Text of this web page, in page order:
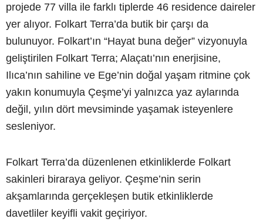
projede 77 villa ile farklı tiplerde 46 residence daireler
yer alıyor. Folkart Terra’da butik bir çarşı da
bulunuyor. Folkart’ın “Hayat buna değer” vizyonuyla
geliştirilen Folkart Terra; Alaçatı’nın enerjisine,
Ilıca’nın sahiline ve Ege’nin doğal yaşam ritmine çok
yakın konumuyla Çeşme’yi yalnızca yaz aylarında
değil, yılın dört mevsiminde yaşamak isteyenlere
sesleniyor.
Folkart Terra’da düzenlenen etkinliklerde Folkart
sakinleri biraraya geliyor. Çeşme’nin serin
akşamlarında gerçekleşen butik etkinliklerde
davetliler keyifli vakit geçiriyor.